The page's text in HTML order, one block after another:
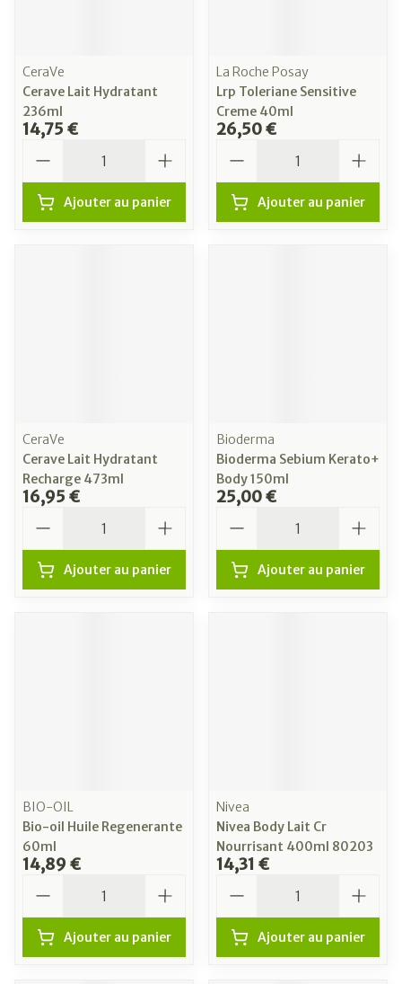
CeraVe
Cerave Lait Hydratant
236ml
14,75 €
Ajouter au panier
La Roche Posay
Lrp Toleriane Sensitive
Creme 40ml
26,50 €
Ajouter au panier
CeraVe
Cerave Lait Hydratant
Recharge 473ml
16,95 €
Ajouter au panier
Bioderma
Bioderma Sebium Kerato+
Body 150ml
25,00 €
Ajouter au panier
BIO-OIL
Bio-oil Huile Regenerante
60ml
14,89 €
Ajouter au panier
Nivea
Nivea Body Lait Cr
Nourrisant 400ml 80203
14,31 €
Ajouter au panier